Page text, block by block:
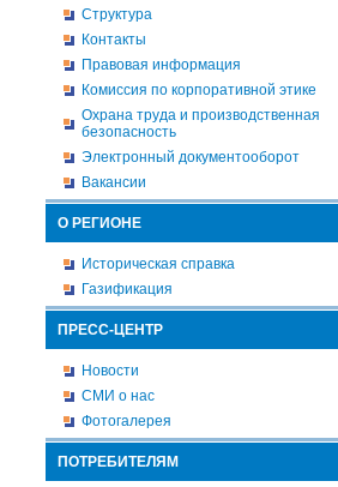
Структура
Контакты
Правовая информация
Комиссия по корпоративной этике
Охрана труда и производственная
безопасность
Электронный документооборот
Вакансии
О РЕГИОНЕ
Историческая справка
Газификация
ПРЕСС-ЦЕНТР
Новости
СМИ о нас
Фотогалерея
ПОТРЕБИТЕЛЯМ